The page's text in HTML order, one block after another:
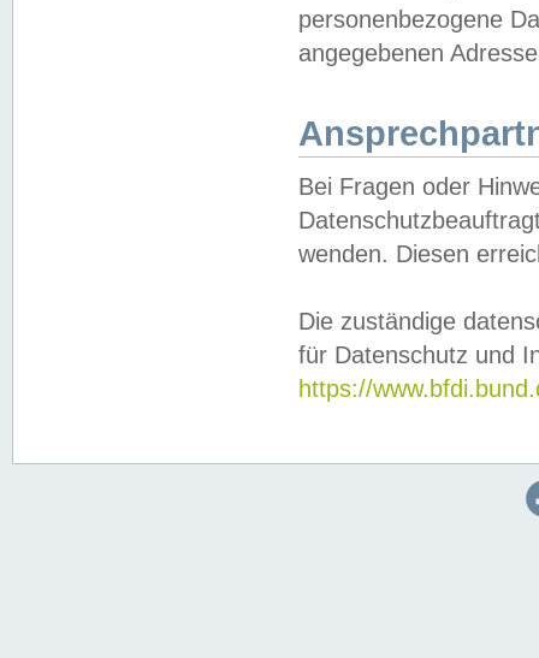
personenbezogene
angegebenen
Bei Fragen oder
wenden. Diesen
Die zuständige
für Datenschutz und
https://